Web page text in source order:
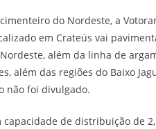
do Nordeste, a
em Crateús vai
além da linha de
além das regiões do Baixo
não foi divulgado.
capacidade de distribuição de